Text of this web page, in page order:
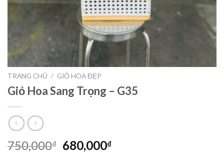
TRANG CHỦ / GIỎ HOA ĐẸP
Giỏ Hoa Sang Trọng – G35
750,000₫ Giá
680,000₫Giá